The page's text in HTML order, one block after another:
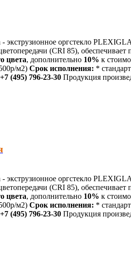
оргстекло
(CRI 85),
цвета, дополнительно 10% к
м2) Срок исполнения: *
+7 (495) 796-23-30 Продукция
оргстекло
(CRI 85),
цвета, дополнительно 10% к
м2) Срок исполнения: *
+7 (495) 796-23-30 Продукция